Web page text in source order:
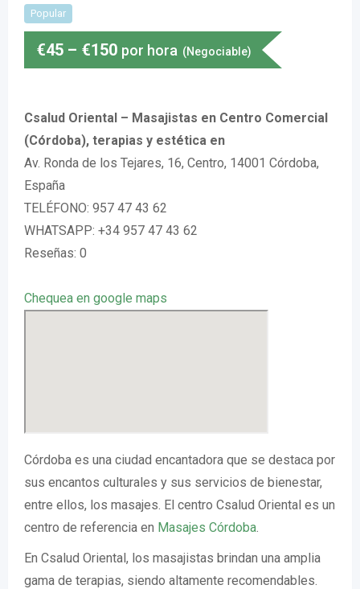
Popular
€45 – €150 por hora (Negociable)
Csalud Oriental – Masajistas en Centro Comercial
(Córdoba), terapias y estética en
Av. Ronda de los Tejares, 16, Centro, 14001 Córdoba,
España
TELÉFONO: 957 47 43 62
WHATSAPP: +34 957 47 43 62
Reseñas: 0
Chequea en google maps
Córdoba es una ciudad encantadora que se destaca por
sus encantos culturales y sus servicios de bienestar,
entre ellos, los masajes. El centro Csalud Oriental es un
centro de referencia en Masajes Córdoba.
En Csalud Oriental, los masajistas brindan una amplia
gama de terapias, siendo altamente recomendables.